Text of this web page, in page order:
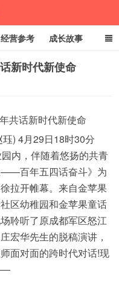
经营参考 成长故事
新时代新使命
) 4月29日18时30分
内，伴随着悠扬的共青
——百年五四话奋斗》为
拉开帷幕。来自金苹果
区幼稚园和金苹果童话
聆听了原成都军区怒江
宏华先生的脱稿演讲，
面对面的跨时代对话!现